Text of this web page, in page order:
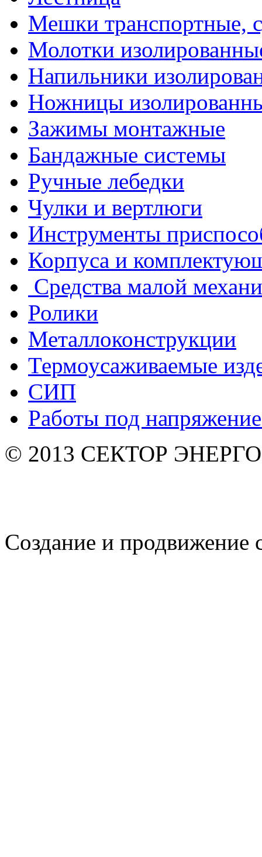
Мешки транспортные,
Молотки
Напильники
Ножницы
Зажимы монтажные
Бандажные системы
Ручные лебедки
Чулки и вертлюги
Инструменты
Корпуса и
Средства малой
Ролики
Металлоконструкции
Термоусаживаемые
СИП
Работы под
© 2013 СЕКТОР ЭНЕРГО.
Создание и продвижение